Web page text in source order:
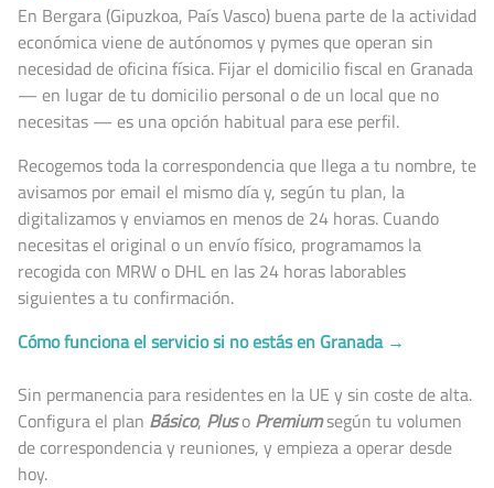
En Bergara (Gipuzkoa, País Vasco) buena parte de la actividad
económica viene de autónomos y pymes que operan sin
necesidad de oficina física. Fijar el domicilio fiscal en Granada
— en lugar de tu domicilio personal o de un local que no
necesitas — es una opción habitual para ese perfil.
Recogemos toda la correspondencia que llega a tu nombre, te
avisamos por email el mismo día y, según tu plan, la
digitalizamos y enviamos en menos de 24 horas. Cuando
necesitas el original o un envío físico, programamos la
recogida con MRW o DHL en las 24 horas laborables
siguientes a tu confirmación.
Cómo funciona el servicio si no estás en Granada →
Sin permanencia para residentes en la UE y sin coste de alta.
Configura el plan Básico, Pluso Premiumsegún tu volumen
de correspondencia y reuniones, y empieza a operar desde
hoy.